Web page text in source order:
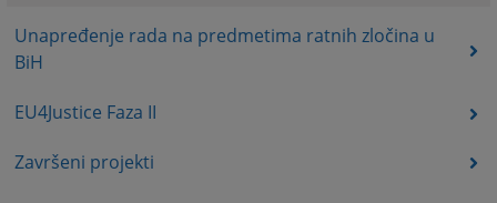
Unapređenje rada na predmetima ratnih zločina u
BiH
EU4Justice Faza II
Završeni projekti